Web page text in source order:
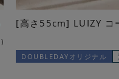
[高さ55cm] LUIZY コ
DOUBLEDAYオリジナル